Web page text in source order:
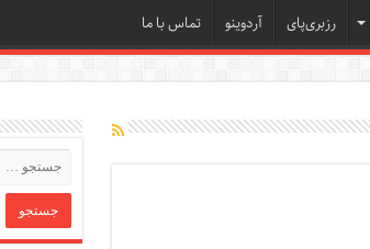
رزبری‌پای آردوینو تماس با ما